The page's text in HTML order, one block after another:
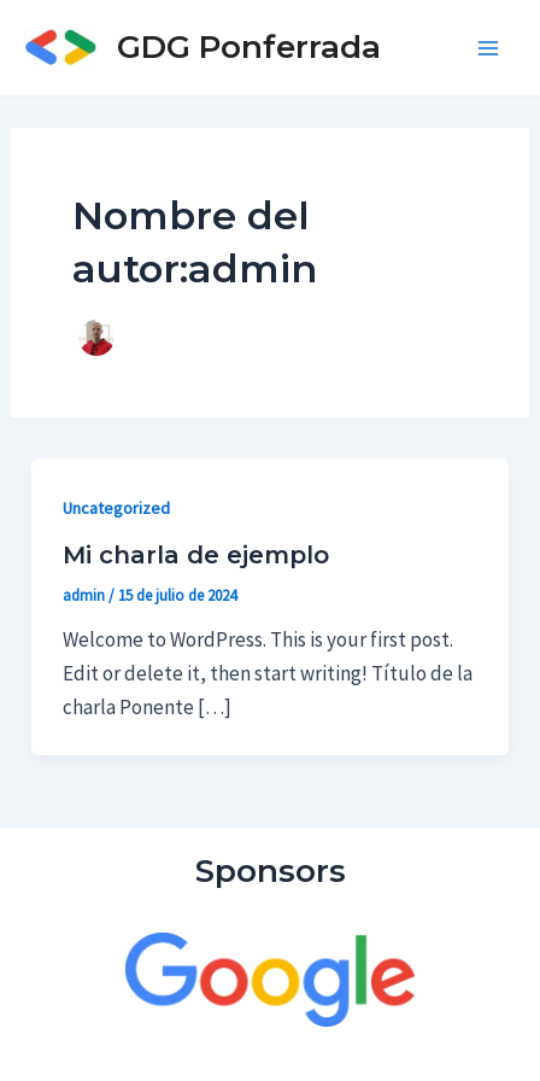
GDG Ponferrada
Nombre del
autor:admin
Uncategorized
Mi charla de ejemplo
admin/ 15 de julio de 2024
Welcome to WordPress. This is your first post.
Edit or delete it, then start writing! Título de la
charla Ponente […]
Sponsors